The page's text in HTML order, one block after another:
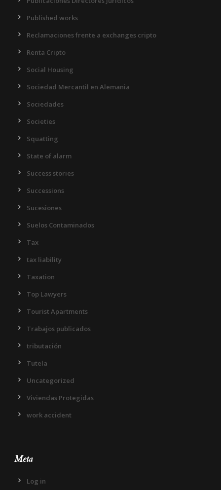
Published works
Reclamaciones frente a exchanges cripto
Renta Cripto
Social Housing
Sociedad Mercantil en Alemania
Sociedades
Societies
Squatting
State of alarm
Success stories
Successions
Sucesiones
Suelos Contaminados
Tax
tax liability
Taxation
Top Lawyers
Tourist Apartments
Trabajos publicados
tributación
Tutela
Uncategorized
Viviendas Protegidas
work accident
Meta
Log in